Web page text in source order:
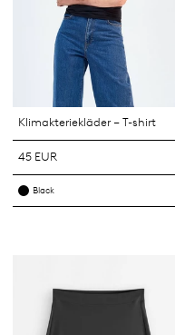
Klimakteriekläder – T-shirt
45 EUR
Black